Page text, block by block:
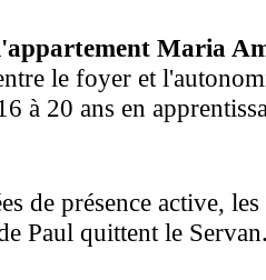
Maria
le foyer et
à 20 ans en
de présence active,
Paul quittent le